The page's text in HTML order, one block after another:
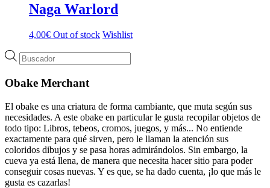
Naga Warlord
4,00€ Out of stock Wishlist
Búsqueda
de
Obake Merchant
El obake es una criatura de forma cambiante, que muta según sus
necesidades. A este obake en particular le gusta recopilar objetos de
todo tipo: Libros, tebeos, cromos, juegos, y más... No entiende
exactamente para qué sirven, pero le llaman la atención sus
coloridos dibujos y se pasa horas admirándolos. Sin embargo, la
cueva ya está llena, de manera que necesita hacer sitio para poder
conseguir cosas nuevas. Y es que, se ha dado cuenta, ¡lo que más le
gusta es cazarlas!